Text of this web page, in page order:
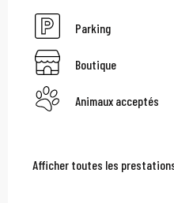
Parking
Boutique
Animaux acceptés
Afficher toutes les